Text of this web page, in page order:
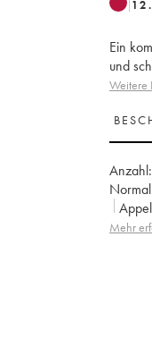
Ein
und
Weitere
Anzahl:
Normal
Mehr